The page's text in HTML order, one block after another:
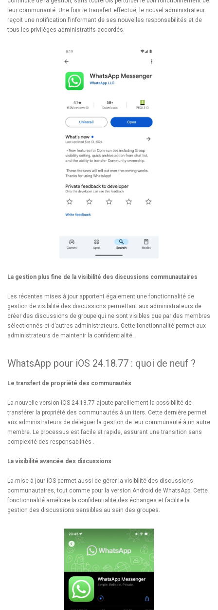
leur communauté. Une fois le transfert effectué, le nouvel administrateur
reçoit une notification l’informant de ses nouvelles responsabilités et de
tous les privilèges administratifs accordés.
La gestion plus fine de la visibilité des discussions communautaires
Les récentes mises à jour apportent également une fonctionnalité de
gestion de visibilité des discussions permettant aux administrateurs de
créer des discussions de groupe qui ne sont visibles que par des membres
sélectionnés et d’autres administrateurs. Cette fonctionnalité permet aux
administrateurs de maintenir la confidentialité.
WhatsApp pour iOS 24.18.77 : quoi de neuf ?
Le transfert de propriété des communautés
La nouvelle version iOS 24.18.77 ajoute pareillement la possibilité de
transférer la propriété des communautés à un tiers. Cette dernière permet
aux administrateurs de déléguer la gestion de leur communauté à un autre
membre. Le processus est facile et rapide, assurant une transition sans
complexité des responsabilités .
La visibilité avancée des discussions
La mise à jour iOS permet aussi de gérer la visibilité des discussions
communautaires, tout comme pour la version Android de WhatsApp. Cette
fonctionnalité améliore la confidentialité des échanges et facilite la
gestion des discussions sensibles au sein des groupes.